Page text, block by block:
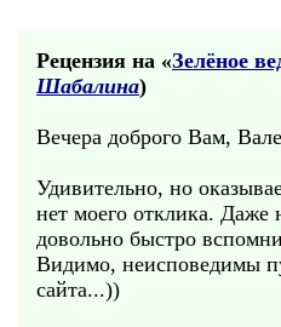
Рецензия на «Зелёное
Шабалина)
Вечера доброго Вам,
Удивительно, но
нет моего отклика. Даже
довольно быстро
Видимо, неисповедимы
сайта...))